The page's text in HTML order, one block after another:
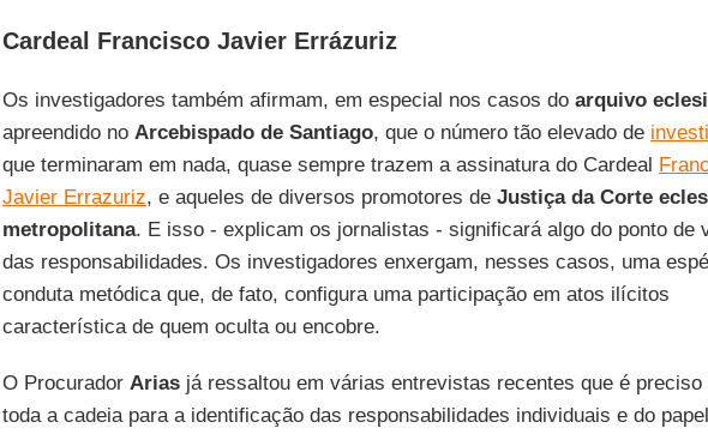
Cardeal Francisco Javier Errázuriz
Os investigadores também afirmam, em especial nos casos do arquivo
apreendido no Arcebispado de Santiago, que o número tão elevado de
que terminaram em nada, quase sempre trazem a assinatura do Cardeal
Javier Errazuriz, e aqueles de diversos promotores deJustiça da Corte
metropolitana. E isso - explicam os jornalistas - significará algo do ponto de
das responsabilidades. Os investigadores enxergam, nesses casos, uma
conduta metódica que, de fato, configura uma participação em atos ilícitos
característica de quem oculta ou encobre.
O Procurador Ariasjá ressaltou em várias entrevistas recentes que é preciso
toda a cadeia para a identificação das responsabilidades individuais e do papel